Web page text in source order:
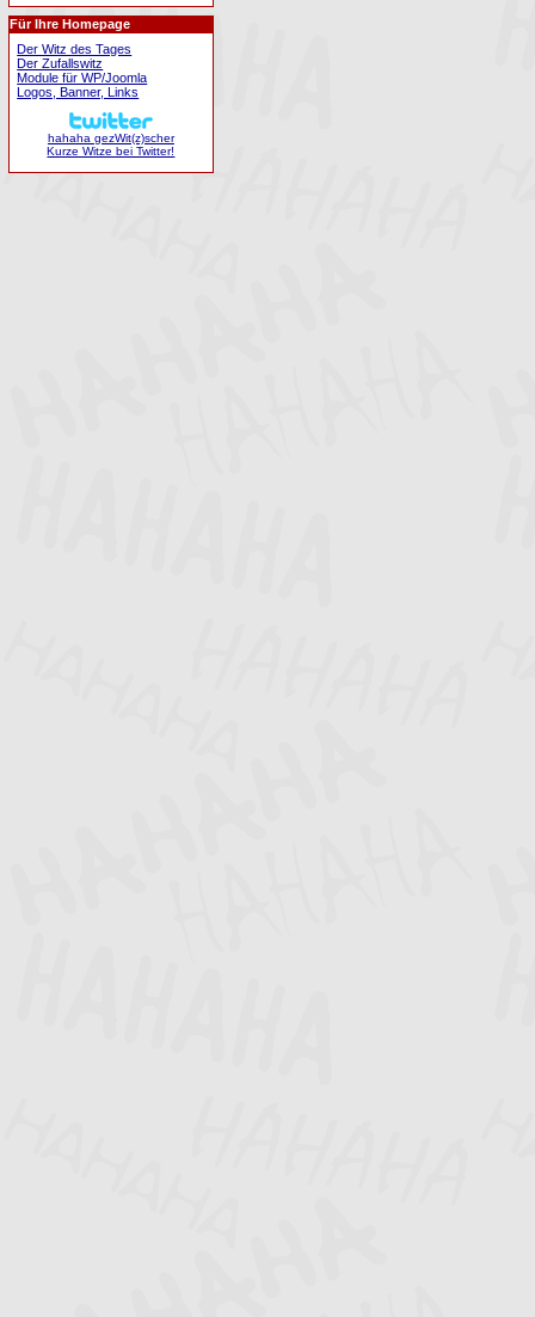
Für Ihre Homepage
Der Witz des Tages
Der Zufallswitz
Module für WP/Joomla
Logos, Banner, Links
hahaha gezWit(z)scher
Kurze Witze bei Twitter!